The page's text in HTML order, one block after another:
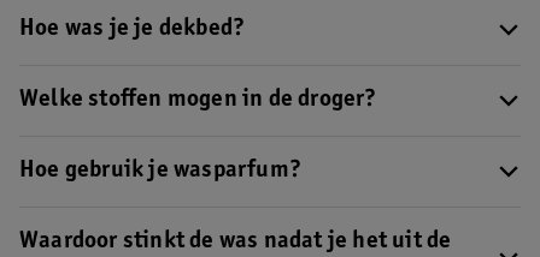
kunt wassen. Controleer daarom altijd goed het waslabel.
Bekijk
stoffen wast
Hoe was je je dekbed?
verder voor nog meer tips bij het wassen van andere soorten
Welke stoffen mogen in de droger?
polyester, maar ook stoffen die zeker niet in de droger kunnen.
niet in de droger kunnen
Hoe gebruik je wasparfum?
heerlijke geur geeft. Wasparfum voeg je toe aan het
Waardoor stinkt de was nadat je het uit de